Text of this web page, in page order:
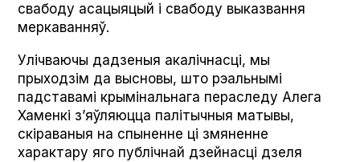
свабоду асацыяцый і свабоду выказвання
меркаванняў.
Улічваючы дадзеныя акалічнасці, мы
прыходзім да высновы, што рэальнымі
падставамі крымінальнага пераследу Алега
Хаменкі з’яўляюцца палітычныя матывы,
скіраваныя на спыненне ці змяненне
характару яго публічнай дзейнасці дзеля